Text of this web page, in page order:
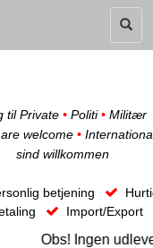
til Private • Politi• Militær
welcome •
sind willkommen
betjening
Import/Export
Obs! Ingen